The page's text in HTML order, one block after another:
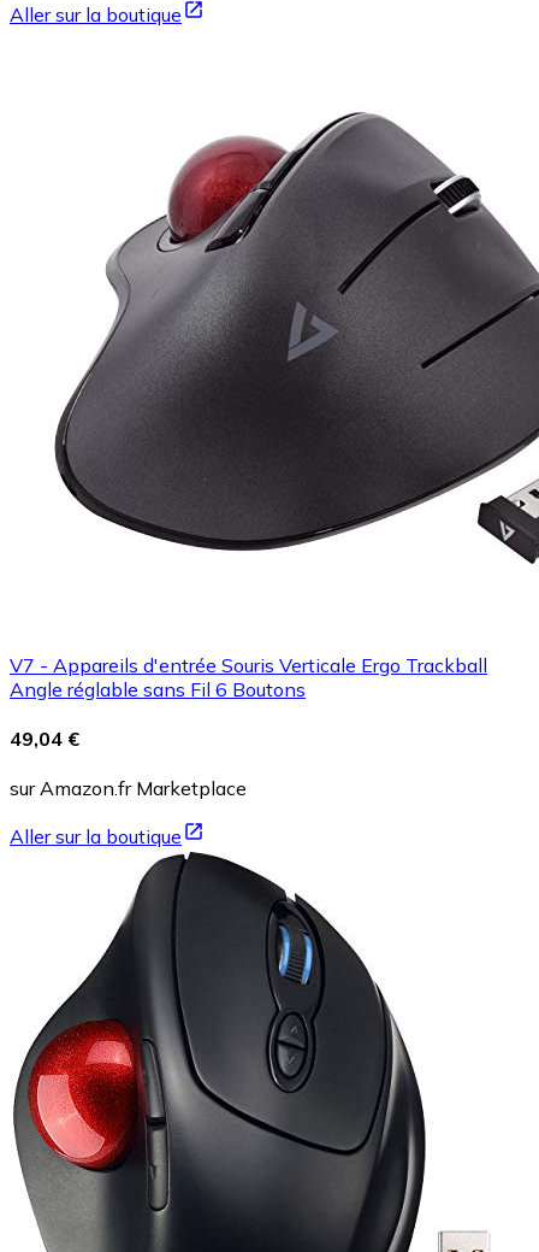
Aller sur la boutique
V7 - Appareils d'entrée Souris Verticale Ergo Trackball
Angle réglable sans Fil 6 Boutons
49,04 €
sur Amazon.fr Marketplace
Aller sur la boutique